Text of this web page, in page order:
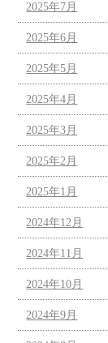
2025年7月
2025年6月
2025年5月
2025年4月
2025年3月
2025年2月
2025年1月
2024年12月
2024年11月
2024年10月
2024年9月